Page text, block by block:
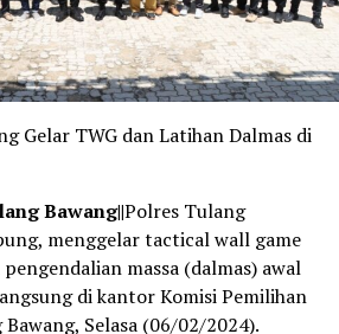
Gelar TWG dan Latihan Dalmas di
Bawang||Polres Tulang
menggelar tactical wall game
massa (dalmas) awal
di kantor Komisi Pemilihan
Selasa (06/02/2024).